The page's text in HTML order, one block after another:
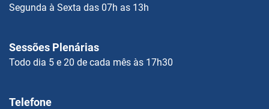
Segunda à Sexta das 07h as 13h
Sessões Plenárias
Todo dia 5 e 20 de cada mês às 17h30
Telefone